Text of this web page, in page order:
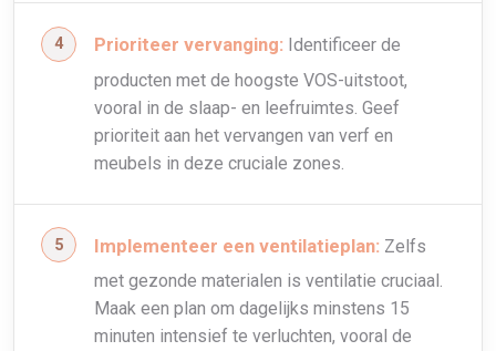
Prioriteer vervanging: Identificeer de
producten met de hoogste VOS-uitstoot,
vooral in de slaap- en leefruimtes. Geef
prioriteit aan het vervangen van verf en
meubels in deze cruciale zones.
Implementeer een ventilatieplan: Zelfs
met gezonde materialen is ventilatie cruciaal.
Maak een plan om dagelijks minstens 15
minuten intensief te verluchten, vooral de